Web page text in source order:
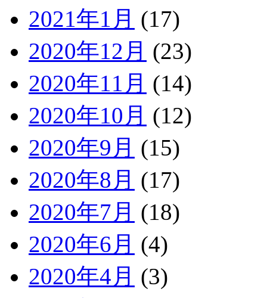
2021年1月 (17)
2020年12月 (23)
2020年11月 (14)
2020年10月 (12)
2020年9月 (15)
2020年8月 (17)
2020年7月 (18)
2020年6月 (4)
2020年4月 (3)